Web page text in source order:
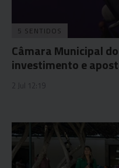
5 SENTIDOS
Câmara Municipal
investimento e
2 Jul 12:19